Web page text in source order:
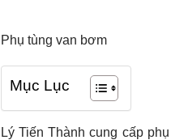
Phụ tùng van bơm
Mục Lục
Lý Tiến Thành cung cấp